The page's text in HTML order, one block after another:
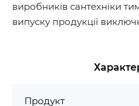
виробників сантехніки
випуску продукції
Продукт